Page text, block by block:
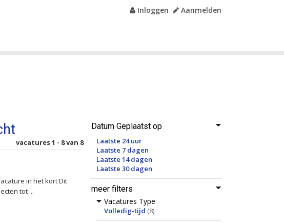
Inloggen Aanmelden
Datum Geplaatst op
Laatste 24 uur
Laatste 7 dagen
Laatste 14 dagen
Laatste 30 dagen
meer filters
Vacatures Type
Volledig-tijd (8)
vacatures 1 - 8 van 8
in het kort Dit
tot ...